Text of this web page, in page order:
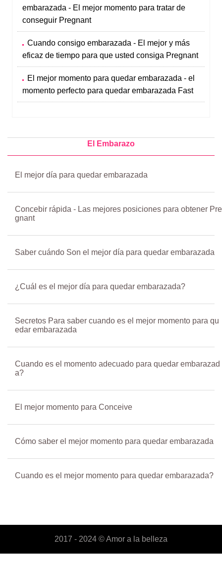
embarazada - El mejor momento para tratar de
conseguir Pregnant
Cuando consigo embarazada - El mejor y más
eficaz de tiempo para que usted consiga Pregnant
El mejor momento para quedar embarazada - el
momento perfecto para quedar embarazada Fast
El Embarazo
El mejor día para quedar embarazada
Concebir rápida - Las mejores posiciones para obtener Pre
gnant
Saber cuándo Son el mejor día para quedar embarazada
¿Cuál es el mejor día para quedar embarazada?
Secretos Para saber cuando es el mejor momento para qu
edar embarazada
Cuando es el momento adecuado para quedar embarazad
a?
El mejor momento para Conceive
Cómo saber el mejor momento para quedar embarazada
Cuando es el mejor momento para quedar embarazada?
2017 - 2024 ©Amor a la belleza